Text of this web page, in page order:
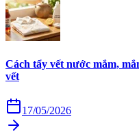
Cách tẩy vết nước mắm,
vết
17/05/2026